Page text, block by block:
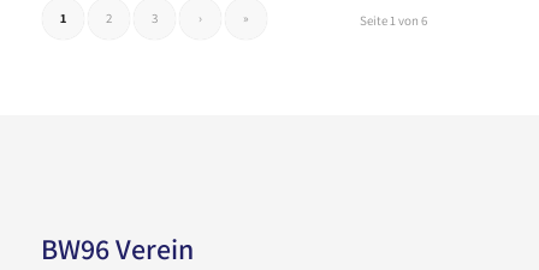
Seite 1 von 6
1 2 3 › »
BW96 Verein